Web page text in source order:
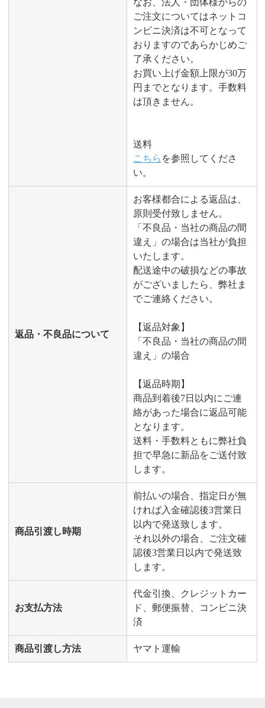
なお、法人・団体様からの
ご注文についてはネットコ
ンビニ決済は不可となって
おりますのであらかじめご
了承ください。
お買い上げ金額上限が30万
円までとなります。手数料
は頂きません。
送料
こちら を参照してくださ
い。
返品・不良品について
お客様都合による返品は、
原則受付致しません。
「不良品・当社の商品の間
違え」の場合は当社が負担
いたします。
配送途中の破損などの事故
がございましたら、弊社ま
でご連絡ください。
【返品対象】
「不良品・当社の商品の間
違え」の場合
【返品時期】
商品到着後7日以内にご連
絡があった場合に返品可能
となります。
送料・手数料ともに弊社負
担で早急に新品をご送付致
します。
商品引渡し時期
前払いの場合、指定日が無
ければ入金確認後3営業日
以内で発送致します。
それ以外の場合、ご注文確
認後3営業日以内で発送致
します。
お支払方法
代金引換、クレジットカー
ド、郵便振替、コンビニ決
済
商品引渡し方法 ヤマト運輸